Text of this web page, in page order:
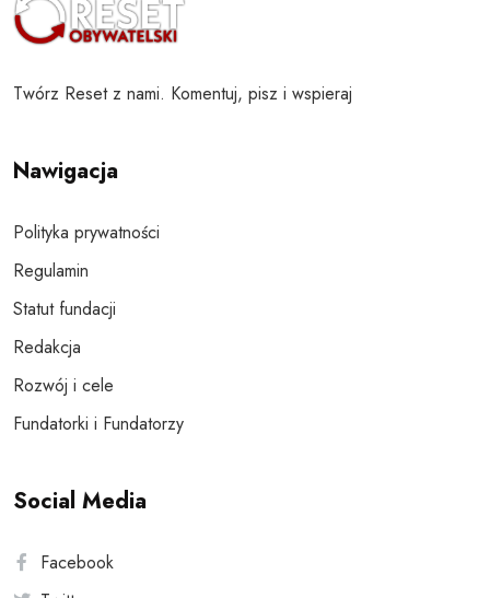
Twórz Reset z nami. Komentuj, pisz i wspieraj
Nawigacja
Polityka prywatności
Regulamin
Statut fundacji
Redakcja
Rozwój i cele
Fundatorki i Fundatorzy
Social Media
Facebook